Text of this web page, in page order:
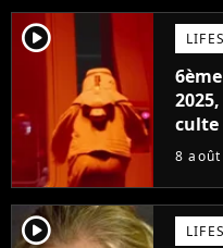
player2
culte
8
player2